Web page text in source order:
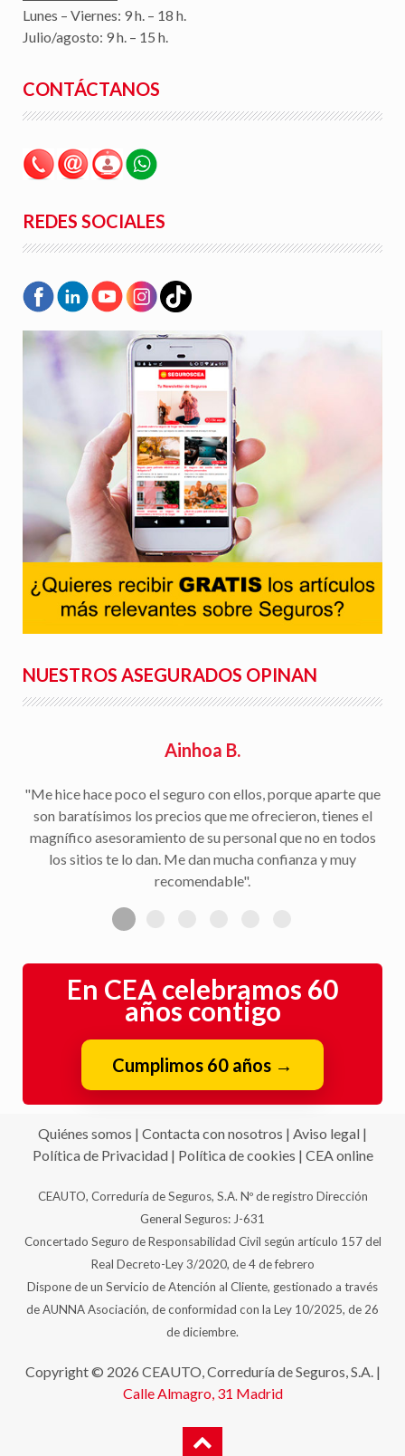
Lunes – Viernes: 9 h. – 18 h.
Julio/agosto: 9 h. – 15 h.
CONTÁCTANOS
REDES SOCIALES
NUESTROS ASEGURADOS OPINAN
Rafael S.
"Facilidad para la tramitación de siniestros, seguimiento
del parte a la aseguradora, y rapidez en la gestión con la
peritación y demás trámites".
En CEA celebramos 60
años contigo
Política de Privacidad|Política de cookies|CEA online
General Seguros: J-631
Concertado Seguro de Responsabilidad Civil según artículo 157 del
Real Decreto-Ley 3/2020, de 4 de febrero
Dispone de un Servicio de Atención al Cliente, gestionado a través
de AUNNA Asociación, de conformidad con la Ley 10/2025, de 26
de diciembre.
Calle Almagro, 31Madrid